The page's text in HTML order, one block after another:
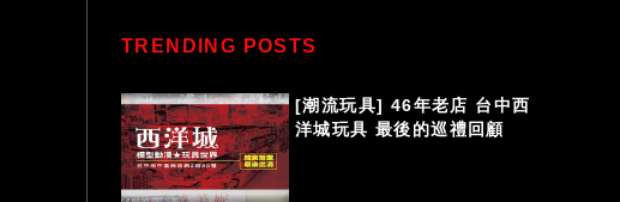
TRENDING POSTS
[潮流玩具] 46年老店 台中西
洋城玩具 最後的巡禮回顧